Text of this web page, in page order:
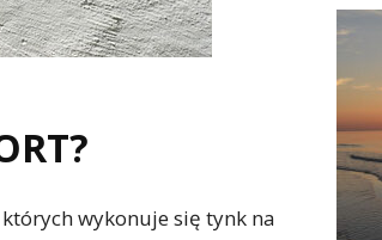
wykonuje się tynk na